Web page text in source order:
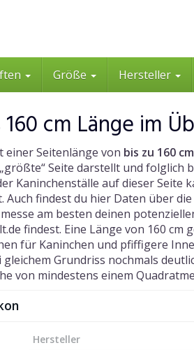
Größe Hersteller
cm Länge im
einer Seitenlänge von bis zu 160 cm
Seite darstellt und
Kaninchenställe auf dieser
findest du hier Daten über
am besten deinen
findest. Eine Länge von 160
für Kaninchen und pfiffigere
Grundriss nochmals
von mindestens einem
Hersteller